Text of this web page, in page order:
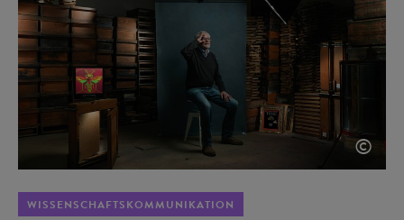
©
WISSENSCHAFTSKOMMUNIKATION